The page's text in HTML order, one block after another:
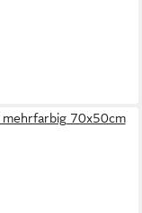
mehrfarbig 70x50cm